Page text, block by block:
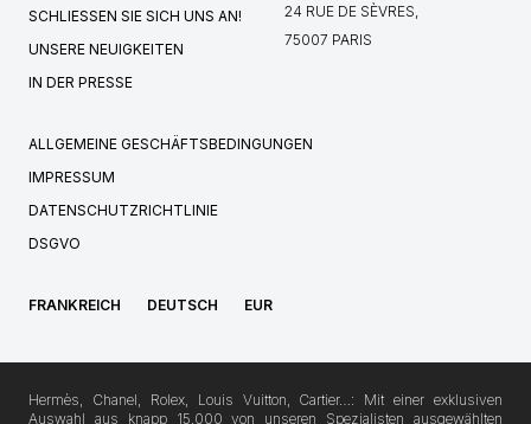
SCHLIESSEN SIE SICH UNS AN!
UNSERE NEUIGKEITEN
IN DER PRESSE
24 RUE DE SÈVRES,
75007 PARIS
ALLGEMEINE GESCHÄFTSBEDINGUNGEN
IMPRESSUM
DATENSCHUTZRICHTLINIE
DSGVO
FRANKREICH DEUTSCH EUR
Hermès, Chanel, Rolex, Louis Vuitton, Cartier…: Mit einer exklusiven
Auswahl aus knapp 15.000 von unseren Spezialisten ausgewählten